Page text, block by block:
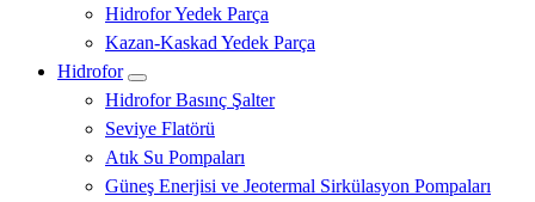
Hidrofor Yedek Parça
Kazan-Kaskad Yedek Parça
Hidrofor
Hidrofor Basınç Şalter
Seviye Flatörü
Atık Su Pompaları
Güneş Enerjisi ve Jeotermal Sirkülasyon Pompaları